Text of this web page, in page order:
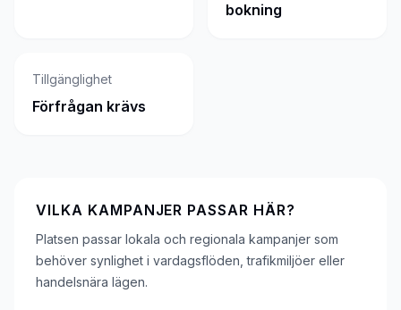
bokning
Tillgänglighet
Förfrågan krävs
VILKA KAMPANJER PASSAR HÄR?
Platsen passar lokala och regionala kampanjer som
behöver synlighet i vardagsflöden, trafikmiljöer eller
handelsnära lägen.